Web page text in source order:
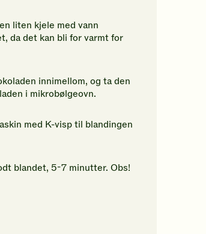
liten kjele med vann
da det kan bli for varmt for
innimellom, og ta den
i mikrobølgeovn.
med K-visp til blandingen
blandet, 5-7 minutter. Obs!